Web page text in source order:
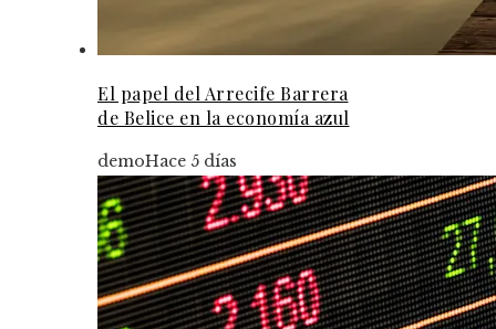
El papel del Arrecife Barrera
de Belice en la economía azul
demoHace 5 días